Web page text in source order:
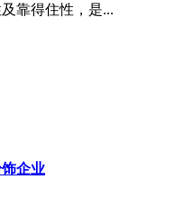
靠得住性，是...
企业